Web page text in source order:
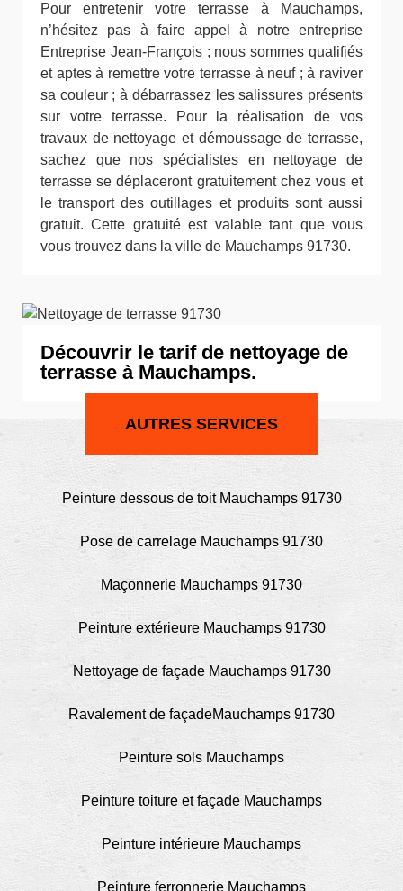
Pour entretenir votre terrasse à Mauchamps,
n’hésitez pas à faire appel à notre entreprise
Entreprise Jean-François ; nous sommes qualifiés
et aptes à remettre votre terrasse à neuf ; à raviver
sa couleur ; à débarrassez les salissures présents
sur votre terrasse. Pour la réalisation de vos
travaux de nettoyage et démoussage de terrasse,
sachez que nos spécialistes en nettoyage de
terrasse se déplaceront gratuitement chez vous et
le transport des outillages et produits sont aussi
gratuit. Cette gratuité est valable tant que vous
vous trouvez dans la ville de Mauchamps 91730.
Découvrir le tarif de nettoyage de
terrasse à Mauchamps.
AUTRES SERVICES
Peinture dessous de toit Mauchamps 91730
Pose de carrelage Mauchamps 91730
Maçonnerie Mauchamps 91730
Peinture extérieure Mauchamps 91730
Nettoyage de façade Mauchamps 91730
Ravalement de façadeMauchamps 91730
Peinture sols Mauchamps
Peinture toiture et façade Mauchamps
Peinture intérieure Mauchamps
Peinture ferronnerie Mauchamps